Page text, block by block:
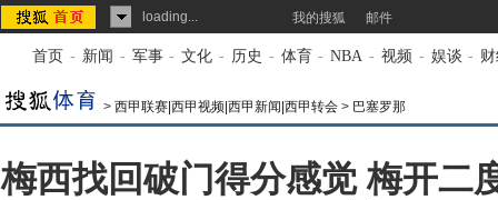
loading... 我的搜狐 邮件
首页 - 新闻 - 军事 - 文化 - 历史 - 体育 - NBA - 视频 - 娱谈 -
> 西甲联赛|西甲视频|西甲新闻|西甲转会 > 巴塞罗那
梅西找回破门得分感觉 梅开二